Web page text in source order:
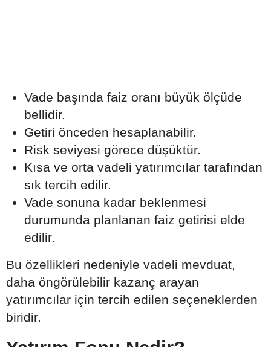
Vade başında faiz oranı büyük ölçüde
bellidir.
Getiri önceden hesaplanabilir.
Risk seviyesi görece düşüktür.
Kısa ve orta vadeli yatırımcılar tarafından
sık tercih edilir.
Vade sonuna kadar beklenmesi
durumunda planlanan faiz getirisi elde
edilir.
Bu özellikleri nedeniyle vadeli mevduat,
daha öngörülebilir kazanç arayan
yatırımcılar için tercih edilen seçeneklerden
biridir.